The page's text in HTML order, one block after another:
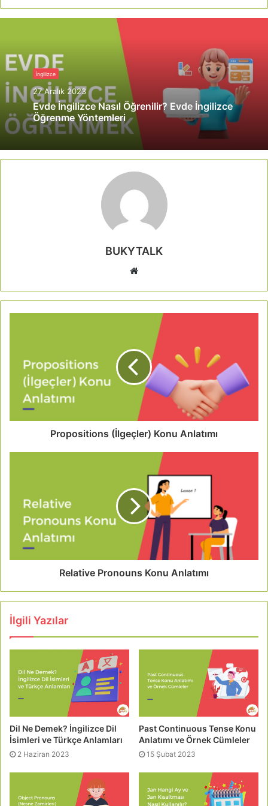
İngilizce
27 Aralık 2023
Evde İngilizce Nasıl Öğrenilir? Evde İngilizce
Öğrenme Yöntemleri
BUKYTALK
Propositions (İlgeçler) Konu Anlatımı
Relative Pronouns Konu Anlatımı
İlgili Yazılar
Dil Ne Demek? İngilizce Dil
İsimleri ve Türkçe Anlamları
2 Haziran 2023
Past Continuous Tense Konu
Anlatımı ve Örnek Cümleler
15 Şubat 2023